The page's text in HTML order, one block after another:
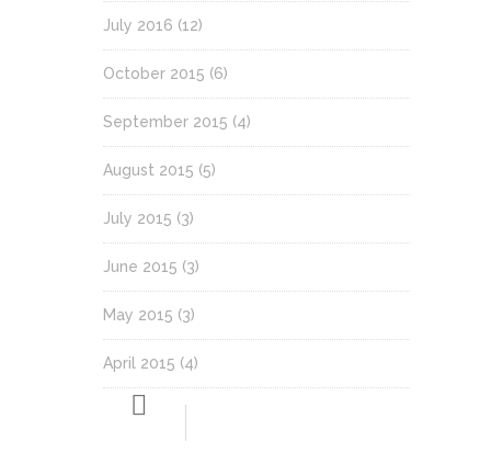
July 2016 (12)
October 2015 (6)
September 2015 (4)
August 2015 (5)
July 2015 (3)
June 2015 (3)
May 2015 (3)
April 2015 (4)